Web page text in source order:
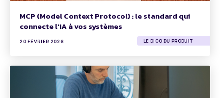
MCP (Model Context Protocol) : le standard qui
connecte l'IA à vos systèmes
20 FÉVRIER 2026 LE DICO DU PRODUIT